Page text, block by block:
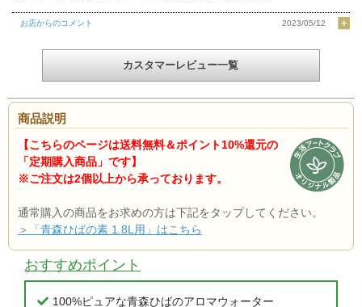
お店からのコメント 2023/05/12
カスタマーレビュー一覧
商品説明
【こちらのページは送料無料＆ポイント10%還元の
「定期購入商品」です】
※ご注文は2個以上から承っております。
通常購入の商品をお求めの方は下記をタップしてください。
＞「青森ひばの素 1.8L用」はこちら
おすすめポイント
100%ピュアな青森ひばのアロマウォーター